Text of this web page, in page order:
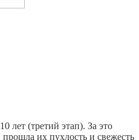
лет (третий этап). За это
их пухлость и свежесть